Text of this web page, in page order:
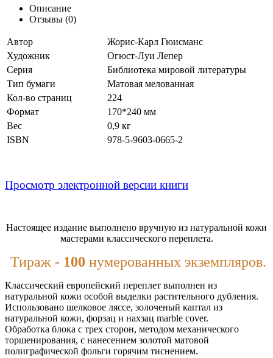
Описание
Отзывы (0)
Автор
Жорис-Карл Гюисманс
Художник
Огюст-Луи Лепер
Серия
Библиотека мировой литературы
Тип бумаги
Матовая мелованная
Кол-во страниц
224
Формат
170*240 мм
Вес
0,9 кг
ISBN
978-5-9603-0665-2
Просмотр электронной версии книги
Настоящее издание выполнено вручную из натуральной кожи
мастерами классического переплета.
Тираж - 100 нумерованных экземпляров.
Классический европейский переплет выполнен из
натуральной кожи особой выделки растительного дубления.
Использовано шелковое ляссе, золоченый каптал из
натуральной кожи, форзац и нахзац marble cover.
Обработка блока с трех сторон, методом механического
торшенирования, с нанесением золотой матовой
полиграфической фольги горячим тиснением.